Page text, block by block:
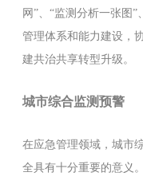
网”、“监测分析一张图
管理体系和能力建设，
建共治共享转型升级。
城市综合监测预警
在应急管理领域，城市
全具有十分重要的意义